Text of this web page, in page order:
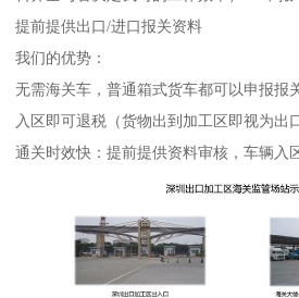
提前提供出口/进口报关资料
我们的优势：
无需海关车，普通箱式货车都可以申报报
入区即可退税（货物出到加工区即视为出
通关时效快：提前提供资料审核，车辆入